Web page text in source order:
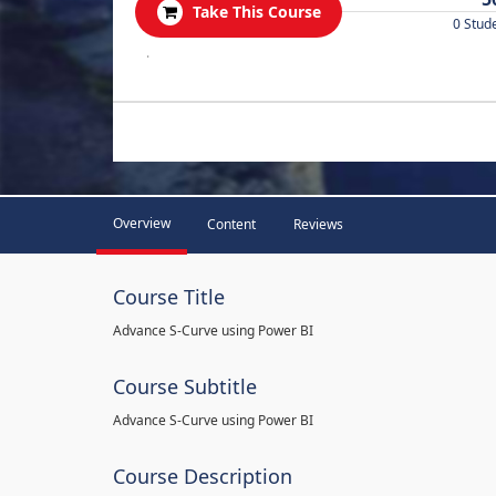
Take This Course
0
.
Overview Content Reviews
Course Title
Advance S-Curve using Power BI
Course Subtitle
Advance S-Curve using Power BI
Course Description